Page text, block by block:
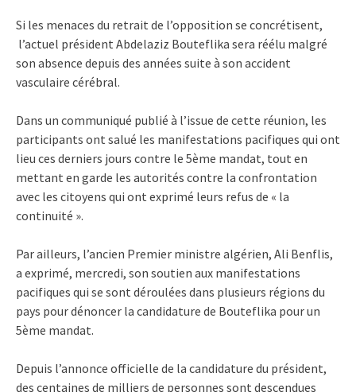
Si les menaces du retrait de l’opposition se concrétisent,
l’actuel président Abdelaziz Bouteflika sera réélu malgré
son absence depuis des années suite à son accident
vasculaire cérébral.
Dans un communiqué publié à l’issue de cette réunion, les
participants ont salué les manifestations pacifiques qui ont
lieu ces derniers jours contre le 5ème mandat, tout en
mettant en garde les autorités contre la confrontation
avec les citoyens qui ont exprimé leurs refus de « la
continuité ».
Par ailleurs, l’ancien Premier ministre algérien, Ali Benflis,
a exprimé, mercredi, son soutien aux manifestations
pacifiques qui se sont déroulées dans plusieurs régions du
pays pour dénoncer la candidature de Bouteflika pour un
5ème mandat.
Depuis l’annonce officielle de la candidature du président,
des centaines de milliers de personnes sont descendues